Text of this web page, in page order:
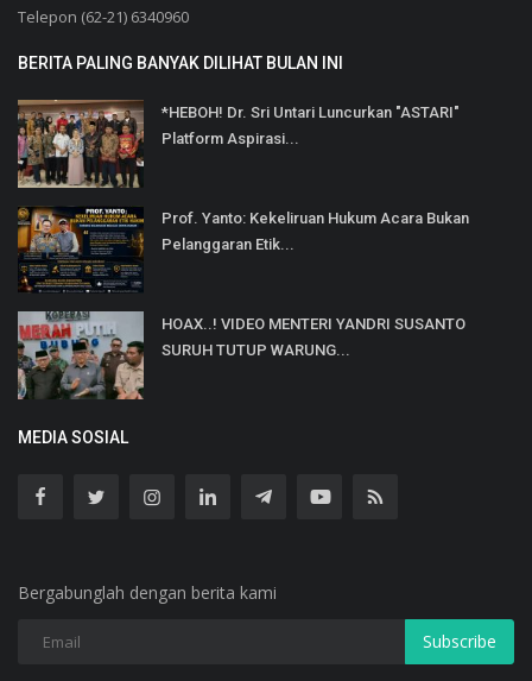
Telepon (62-21) 6340960
BERITA PALING BANYAK DILIHAT BULAN INI
*HEBOH! Dr. Sri Untari Luncurkan "ASTARI"
Platform Aspirasi...
Prof. Yanto: Kekeliruan Hukum Acara Bukan
Pelanggaran Etik...
HOAX..! VIDEO MENTERI YANDRI SUSANTO
SURUH TUTUP WARUNG...
MEDIA SOSIAL
Bergabunglah dengan berita kami
Subscribe